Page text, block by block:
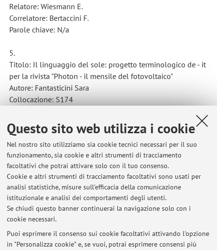
Questo sito web utilizza i cookie
Nel nostro sito utilizziamo sia cookie tecnici necessari per il suo
funzionamento, sia cookie e altri strumenti di tracciamento
facoltativi che potrai attivare solo con il tuo consenso.
Cookie e altri strumenti di tracciamento facoltativi sono usati per
analisi statistiche, misure sull'efficacia della comunicazione
istituzionale e analisi dei comportamenti degli utenti.
Se chiudi questo banner continuerai la navigazione solo con i
cookie necessari.
Puoi esprimere il consenso sui cookie facoltativi attivando l'opzione
in "Personalizza cookie" e, se vuoi, potrai esprimere consensi più
Relatore: Wiesmann E.
Correlatore: Bertaccini F.
Parole chiave: N/a
5.
Titolo: Il linguaggio del sole: progetto terminologico de - it
per la rivista "Photon - il mensile del fotovoltaico"
Autore: Fantasticini Sara
Collocazione: S174
Correlatore: Wiesmann E.
Parole chiave: N/a
6.
Titolo: Le collocazioni dei principali termini del diritto
tributario
Autore: Franco Teresa Giuseppina
Collocazione: S74
Relatore: Wiesmann E.
Parole chiave: N/a